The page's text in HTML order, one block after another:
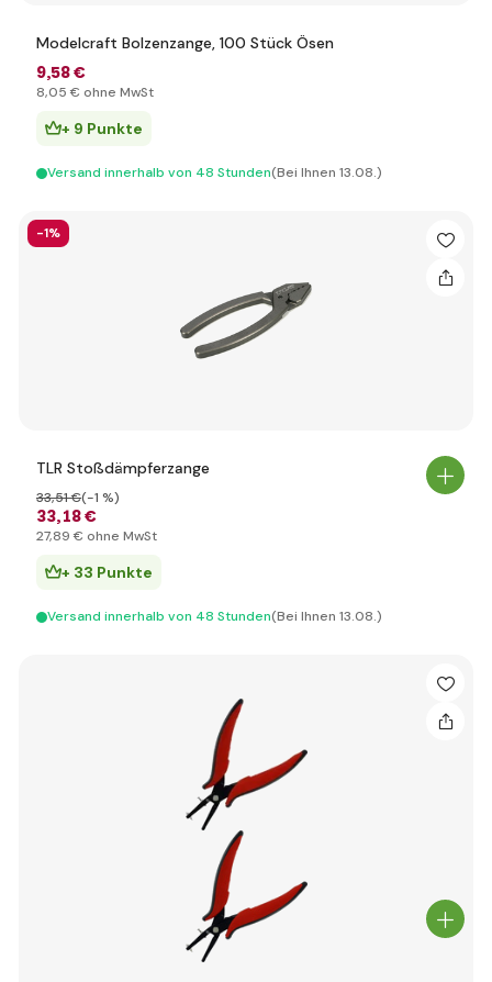
Modelcraft Bolzenzange, 100 Stück Ösen
9,58 €
8,05 € ohne MwSt
+ 9 Punkte
Versand innerhalb von 48 Stunden(Bei Ihnen 13.08.)
-1%
TLR Stoßdämpferzange
33,18 €
33,51 €(-1 %)
27,89 € ohne MwSt
+ 33 Punkte
Versand innerhalb von 48 Stunden(Bei Ihnen 13.08.)